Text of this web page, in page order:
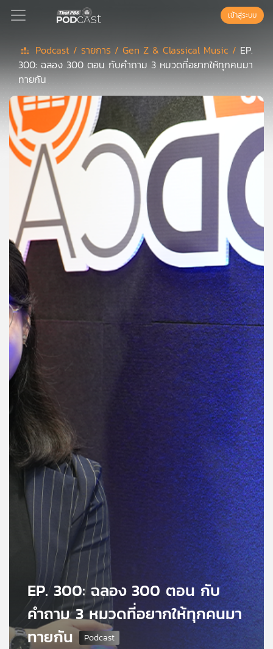
Podcast
เพล
ย์
ลิ
สต์
แนะนำ
เพล
ลิ
สต์
ของ
คุณ
เพลง
บทความ
ข่าว
กิจกรรม
เกี่ยว
บี
เอส
เข้าสู่ระบบ
Podcast / รายการ /Gen Z & Classical Music / EP.
300: ฉลอง 300 ตอน กับคำถาม 3 หมวดที่อยากให้ทุกคนมา
ทายกัน
EP. 300: ฉลอง 300 ตอน กับ
คำถาม 3 หมวดที่อยากให้ทุกคนมา
ทายกัน